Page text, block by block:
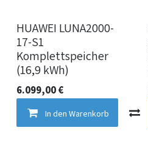
HUAWEI LUNA2000-
17-S1
Komplettspeicher
(16,9 kWh)
6.099,00€
In den Warenkorb